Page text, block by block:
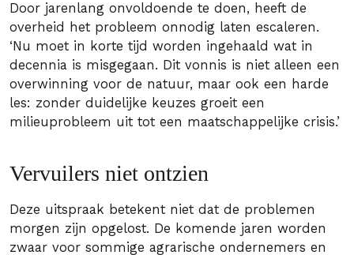
Door jarenlang onvoldoende te doen, heeft de
overheid het probleem onnodig laten escaleren.
‘Nu moet in korte tijd worden ingehaald wat in
decennia is misgegaan. Dit vonnis is niet alleen een
overwinning voor de natuur, maar ook een harde
les: zonder duidelijke keuzes groeit een
milieuprobleem uit tot een maatschappelijke crisis.’
Vervuilers niet ontzien
Deze uitspraak betekent niet dat de problemen
morgen zijn opgelost. De komende jaren worden
zwaar voor sommige agrarische ondernemers en